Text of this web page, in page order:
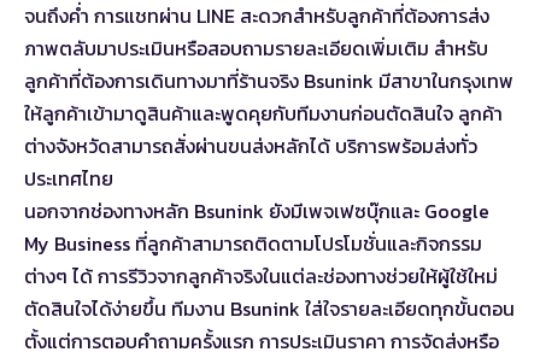
จนถึงค่ำ การแชทผ่าน LINE สะดวกสำหรับลูกค้าที่ต้องการส่ง
ภาพตลับมาประเมินหรือสอบถามรายละเอียดเพิ่มเติม สำหรับ
ลูกค้าที่ต้องการเดินทางมาที่ร้านจริง Bsunink มีสาขาในกรุงเทพ
ให้ลูกค้าเข้ามาดูสินค้าและพูดคุยกับทีมงานก่อนตัดสินใจ ลูกค้า
ต่างจังหวัดสามารถสั่งผ่านขนส่งหลักได้ บริการพร้อมส่งทั่ว
ประเทศไทย
นอกจากช่องทางหลัก Bsunink ยังมีเพจเฟซบุ๊กและ Google
My Business ที่ลูกค้าสามารถติดตามโปรโมชั่นและกิจกรรม
ต่างๆ ได้ การรีวิวจากลูกค้าจริงในแต่ละช่องทางช่วยให้ผู้ใช้ใหม่
ตัดสินใจได้ง่ายขึ้น ทีมงาน Bsunink ใส่ใจรายละเอียดทุกขั้นตอน
ตั้งแต่การตอบคำถามครั้งแรก การประเมินราคา การจัดส่งหรือ